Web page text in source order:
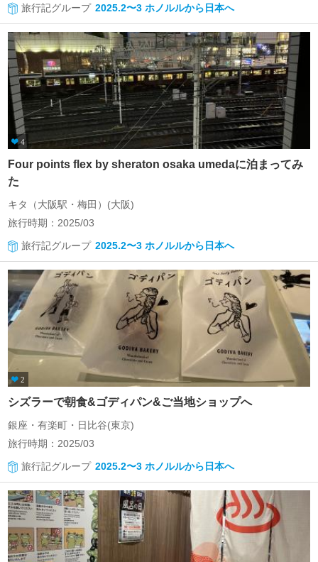
旅行記グループ 2025.2〜3 ホノルルから日本へ
4
Four points flex by sheraton osaka umedaに泊まってみ
た
キタ（大阪駅・梅田）(大阪)
旅行時期：2025/03
旅行記グループ 2025.2〜3 ホノルルから日本へ
2
シズラーで朝食&ゴディパン&ご当地ショップへ
銀座・有楽町・日比谷(東京)
旅行時期：2025/03
旅行記グループ 2025.2〜3 ホノルルから日本へ